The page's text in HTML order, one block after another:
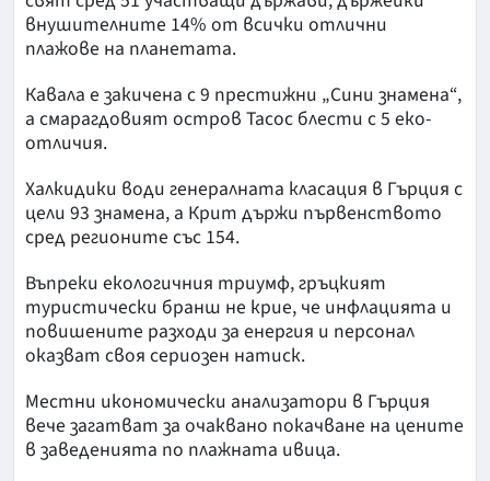
внушителните 14% от всички отлични
плажове на планетата.
Кавала е закичена с 9 престижни „Сини знамена“,
а смарагдовият остров Тасос блести с 5 еко-
отличия.
Халкидики води генералната класация в Гърция с
цели 93 знамена, а Крит държи първенството
сред регионите със 154.
Въпреки екологичния триумф, гръцкият
туристически бранш не крие, че инфлацията и
повишените разходи за енергия и персонал
оказват своя сериозен натиск.
Местни икономически анализатори в Гърция
вече загатват за очаквано покачване на цените
в заведенията по плажната ивица.